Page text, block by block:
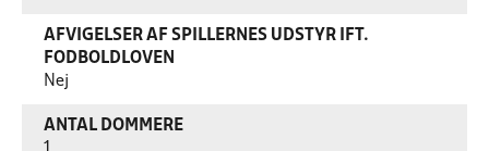
AFVIGELSER AF SPILLERNES UDSTYR IFT.
FODBOLDLOVEN
Nej
ANTAL DOMMERE